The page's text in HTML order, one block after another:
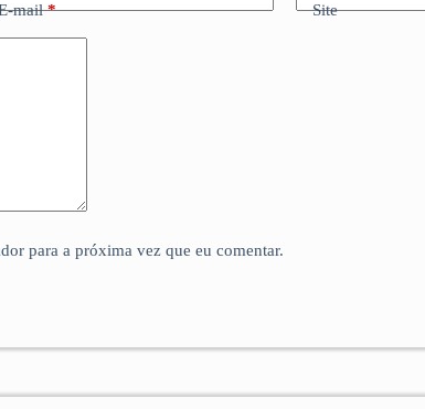
mail* Site
para a próxima vez que eu comentar.